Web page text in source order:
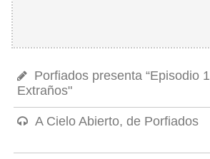
Porfiados presenta “Episodio
Extraños"
A Cielo Abierto, de Porfiados